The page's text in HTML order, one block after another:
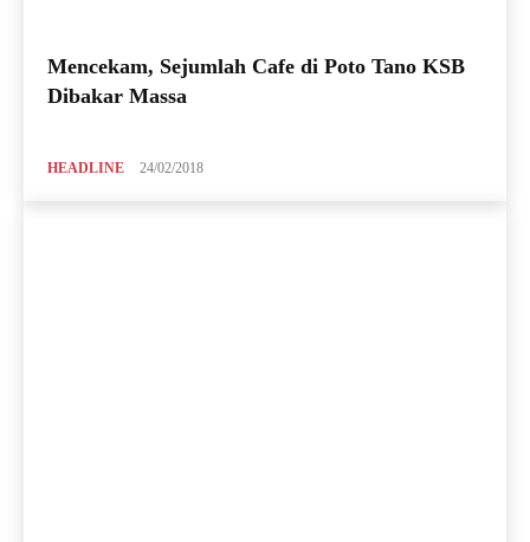
Mencekam, Sejumlah Cafe di Poto Tano KSB
Dibakar Massa
HEADLINE 24/02/2018